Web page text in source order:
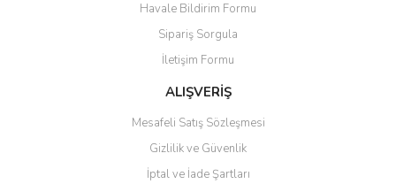
Havale Bildirim Formu
Sipariş Sorgula
İletişim Formu
ALIŞVERİŞ
Mesafeli Satış Sözleşmesi
Gizlilik ve Güvenlik
İptal ve İade Şartları